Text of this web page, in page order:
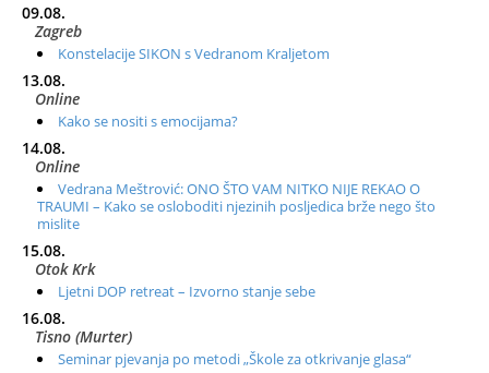
09.08.
Zagreb
Konstelacije SIKON s Vedranom Kraljetom
13.08.
Online
Kako se nositi s emocijama?
14.08.
Online
Vedrana Meštrović: ONO ŠTO VAM NITKO NIJE REKAO O
TRAUMI – Kako se osloboditi njezinih posljedica brže nego što
mislite
15.08.
Otok Krk
Ljetni DOP retreat – Izvorno stanje sebe
16.08.
Tisno (Murter)
Seminar pjevanja po metodi „Škole za otkrivanje glasa“